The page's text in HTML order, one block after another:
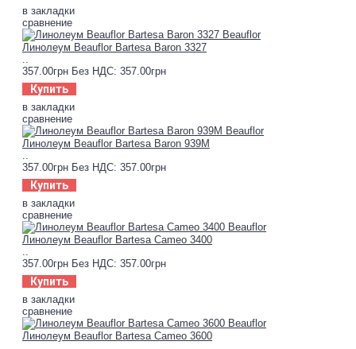
в закладки
сравнение
Линолеум Beauflor Bartesa Baron 3327
357.00грн Без НДС: 357.00грн
Купить
в закладки
сравнение
Линолеум Beauflor Bartesa Baron 939М
357.00грн Без НДС: 357.00грн
Купить
в закладки
сравнение
Линолеум Beauflor Bartesa Cameo 3400
357.00грн Без НДС: 357.00грн
Купить
в закладки
сравнение
Линолеум Beauflor Bartesa Cameo 3600